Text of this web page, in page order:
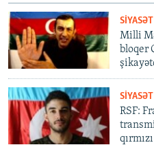
SIYASƏT
Milli
bloqer
SIYASƏT
RSF: